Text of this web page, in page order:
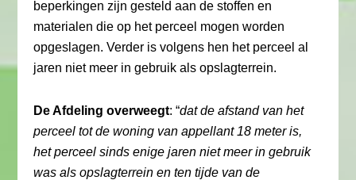
beperkingen zijn gesteld aan de stoffen en
materialen die op het perceel mogen worden
opgeslagen. Verder is volgens hen het perceel al
jaren niet meer in gebruik als opslagterrein.
De Afdeling overweegt: “dat de afstand van het
perceel tot de woning van appellant 18 meter is,
het perceel sinds enige jaren niet meer in gebruik
was als opslagterrein en ten tijde van de